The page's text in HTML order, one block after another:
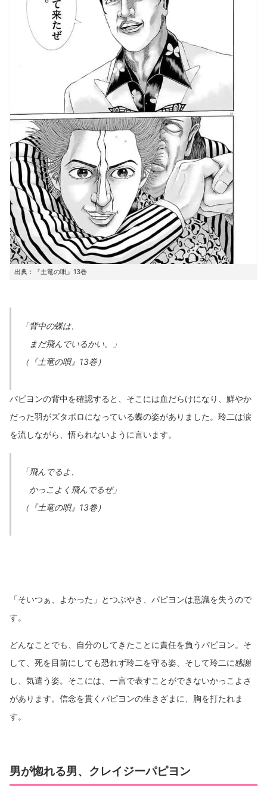
出典：『土竜の唄』13巻
「背中の蝶は、
まだ飛んでいるかい。」
（『土竜の唄』13巻）
パピヨンの背中を確認すると、そこには血だらけになり、鮮やか
だった羽がズタボロになっている蝶の姿がありました。玲二は涙
を流しながら、悟られないように言います。
「飛んでるよ、
かっこよく飛んでるぜ」
（『土竜の唄』13巻）
「そいつぁ、よかった」とつぶやき、パピヨンは意識を失うので
す。
どんなことでも、自分のしてきたことに責任を負うパピヨン。そ
して、死を目前にしても恐れず玲二を守る姿、そして玲二に感謝
し、気遣う姿。そこには、一言で表すことができないかっこよさ
があります。信念を貫くパピヨンの生きざまに、胸を打たれま
す。
男が惚れる男、クレイジーパピヨン